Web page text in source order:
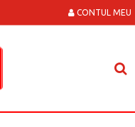
CONTUL MEU